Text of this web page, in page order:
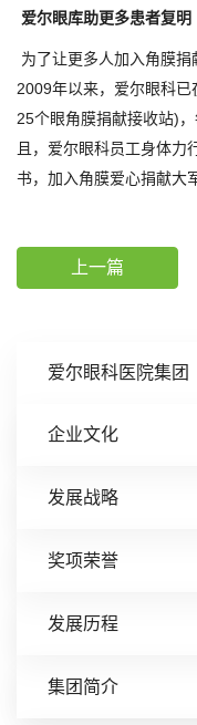
爱尔眼科医院集团
企业文化
发展战略
奖项荣誉
发展历程
集团简介
爱尔眼库助更多患者复明
为了让更多人加入角膜
2009年以来，爱尔眼科已
25个眼角膜捐献接收站)
且，爱尔眼科员工身体力
书，加入角膜爱心捐献大
上一篇